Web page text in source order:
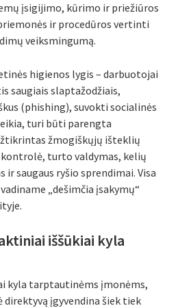
įsigijimo, kūrimo ir priežiūros
ir procedūros vertinti
veiksmingumą.
higienos lygis – darbuotojai
saugiais slaptažodžiais,
(phishing), suvokti socialinės
turi būti parengta
žmogiškųjų išteklių
turto valdymas, kelių
saugaus ryšio sprendimai. Visa
„dešimčia įsakymų“
iššūkiai kyla
kyla tarptautinėms įmonėms,
direktyvą įgyvendina šiek tiek